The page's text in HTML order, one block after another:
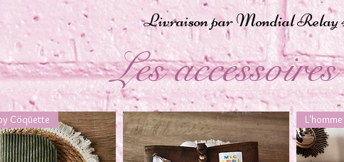
Livraison par Mondial Relay
Les
Cöqüette